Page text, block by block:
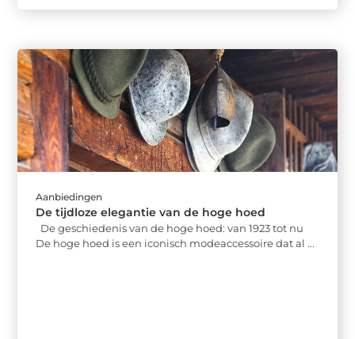
Aanbiedingen
De tijdloze elegantie van de hoge hoed
De geschiedenis van de hoge hoed: van 1923 tot nu
De hoge hoed is een iconisch modeaccessoire dat al ...